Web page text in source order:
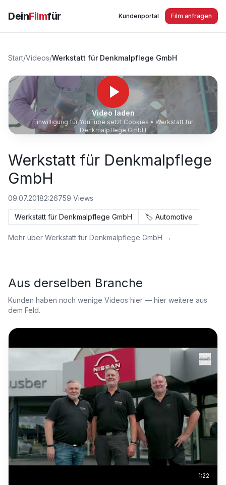
DeinFilmfür Kundenportal Film anfragen
Start/Videos/Werkstatt für Denkmalpflege GmbH
Video laden
Einwilligung für YouTube setzt Cookies •Werkstatt für
Denkmalpflege GmbH
Werkstatt für Denkmalpflege
GmbH
09.07.20182:26759 Views
Werkstatt für Denkmalpflege GmbH 🏷️ Automotive
Mehr über Werkstatt für Denkmalpflege GmbH →
Aus derselben Branche
Kunden haben noch wenige Videos hier — hier weitere aus
dem Feld.
1:22